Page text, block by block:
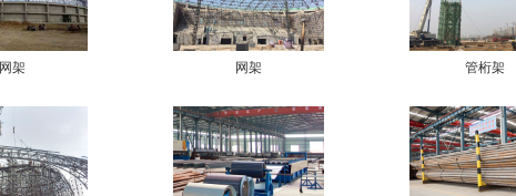
架 网架 管桁架